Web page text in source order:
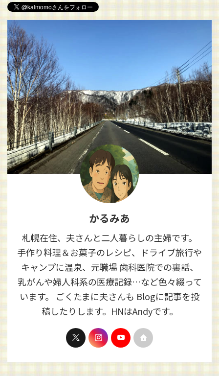
かるみあ
札幌在住、夫さんと二人暮らしの主婦です。
手作り料理＆お菓子のレシピ、ドライブ旅行や
キャンプに温泉、元職場 歯科医院での裏話、
乳がんや婦人科系の医療記録…など色々綴って
います。 ごくたまに夫さんも Blogに記事を投
稿したりします。HNはAndyです。